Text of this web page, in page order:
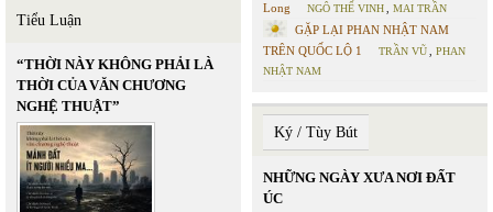
Tiểu Luận
“THỜI NÀY KHÔNG PHẢI LÀ
THỜI CỦA VĂN CHƯƠNG
NGHỆ THUẬT”
Long
NGÔ THẾ VINH MAI TRẦN
GẶP LẠI PHAN NHẬT NAM
TRÊN QUỐC LỘ 1
TRẦN VŨ
PHAN
NHẬT NAM
Ký / Tùy Bút
NHỮNG NGÀY XƯA NƠI ĐẤT
ÚC